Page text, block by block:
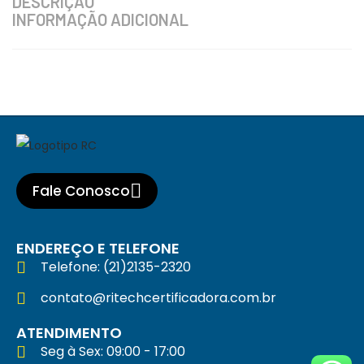
INFORMAÇÃO ADICIONAL
ENDEREÇO E TELEFONE
Telefone: (21)2135-2320
contato@ritechcertificadora.com.br
ATENDIMENTO
Seg à Sex: 09:00 - 17:00
Fale Conosco